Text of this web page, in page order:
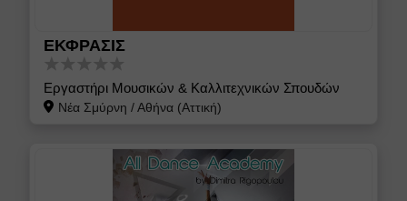
ΕΚΦΡΑΣΙΣ
Εργαστήρι Μουσικών & Καλλιτεχνικών Σπουδών
Νέα Σμύρνη /Αθήνα (Αττική)